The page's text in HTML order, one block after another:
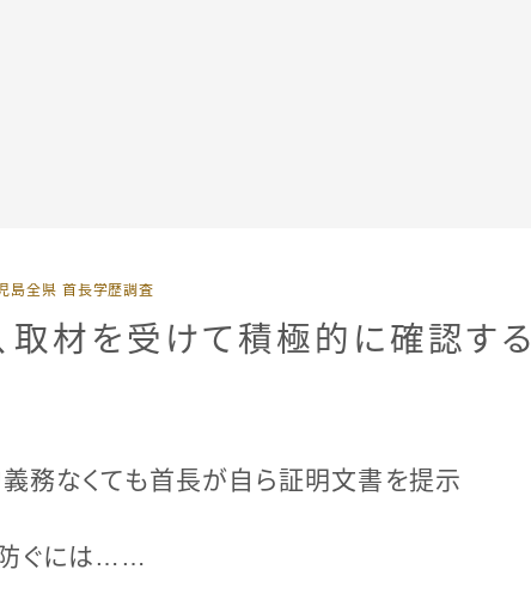
ついて
島全県 首長学歴調査
取材を受けて積極的に確認する
務なくても首長が自ら証明文書を提示
ぐには……